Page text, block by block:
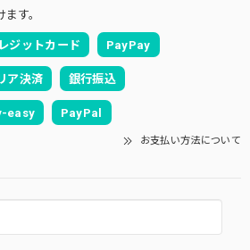
す。
ジットカード PayPay
ア決済 銀行振込
easy PayPal
お支払い方法について